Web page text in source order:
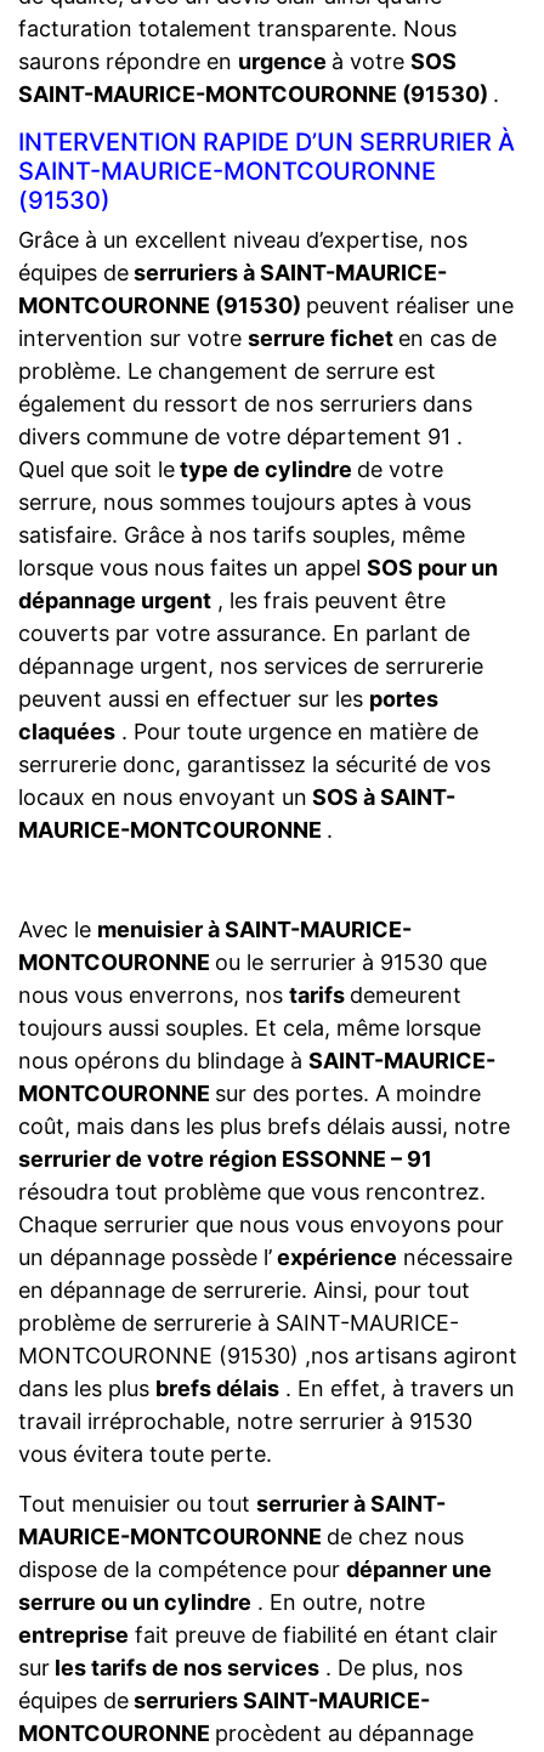
facturation totalement transparente. Nous
saurons répondre en urgence à votre SOS
SAINT-MAURICE-MONTCOURONNE (91530) .
INTERVENTION RAPIDE D’UN SERRURIER À
SAINT-MAURICE-MONTCOURONNE
(91530)
Grâce à un excellent niveau d’expertise, nos
équipes deserruriers à SAINT-MAURICE-
MONTCOURONNE (91530) peuvent réaliser une
intervention sur votre serrure fichet en cas de
problème. Le changement de serrure est
également du ressort de nos serruriers dans
divers commune de votre département 91 .
Quel que soit letype de cylindre de votre
serrure, nous sommes toujours aptes à vous
satisfaire. Grâce à nos tarifs souples, même
lorsque vous nous faites un appel SOS pour un
dépannage urgent , les frais peuvent être
couverts par votre assurance. En parlant de
dépannage urgent, nos services de serrurerie
peuvent aussi en effectuer sur les portes
claquées . Pour toute urgence en matière de
serrurerie donc, garantissez la sécurité de vos
locaux en nous envoyant un SOS à SAINT-
MAURICE-MONTCOURONNE .
Avec le menuisier à SAINT-MAURICE-
MONTCOURONNE ou le serrurier à 91530 que
nous vous enverrons, nos tarifs demeurent
toujours aussi souples. Et cela, même lorsque
nous opérons du blindage à SAINT-MAURICE-
MONTCOURONNE sur des portes. A moindre
coût, mais dans les plus brefs délais aussi, notre
serrurier de votre région ESSONNE – 91
résoudra tout problème que vous rencontrez.
Chaque serrurier que nous vous envoyons pour
un dépannage possède l’expérience nécessaire
en dépannage de serrurerie. Ainsi, pour tout
problème de serrurerie à SAINT-MAURICE-
MONTCOURONNE (91530) ,nos artisans agiront
dans les plus brefs délais . En effet, à travers un
travail irréprochable, notre serrurier à 91530
vous évitera toute perte.
Tout menuisier ou tout serrurier à SAINT-
MAURICE-MONTCOURONNE de chez nous
dispose de la compétence pour dépanner une
serrure ou un cylindre . En outre, notre
entreprise fait preuve de fiabilité en étant clair
sur les tarifs de nos services . De plus, nos
équipes deserruriers SAINT-MAURICE-
MONTCOURONNE procèdent au dépannage